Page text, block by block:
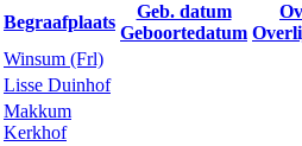
Begraafplaats
Geb. datum
Geboortedatum
Winsum (Frl)
Lisse Duinhof
Makkum
Kerkhof